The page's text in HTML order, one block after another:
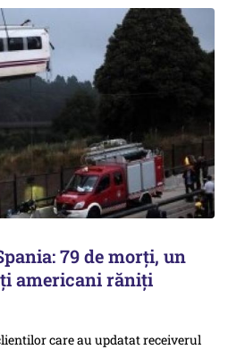
79 de morți, un
americani răniți